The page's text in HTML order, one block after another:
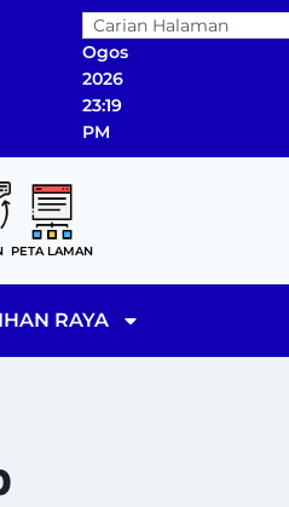
07
Ogos
2026
23:19
PM
PETA LAMAN
RAYA